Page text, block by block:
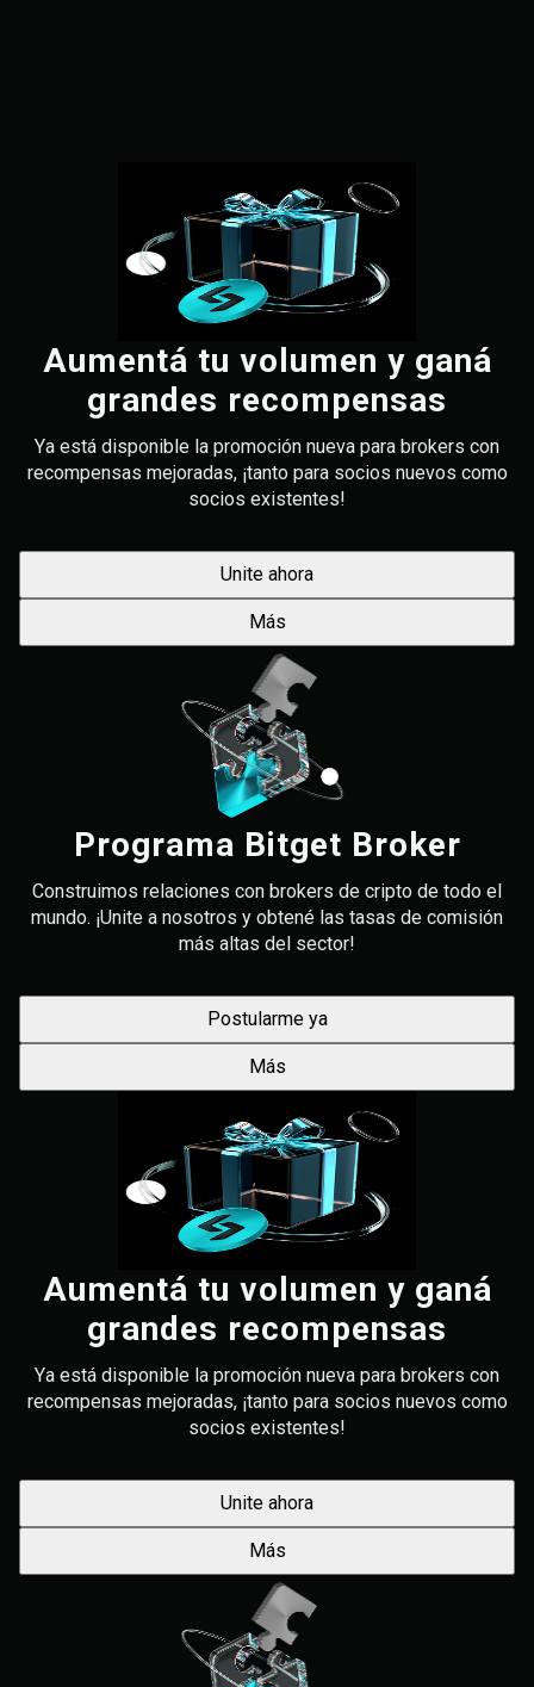
Aumentá tu volumen y ganá
grandes recompensas
Ya está disponible la promoción nueva para brokers con
recompensas mejoradas, ¡tanto para socios nuevos como
socios existentes!
Unite ahora
Más
Programa Bitget Broker
Construimos relaciones con brokers de cripto de todo el
mundo. ¡Unite a nosotros y obtené las tasas de comisión
más altas del sector!
Postularme ya
Más
Aumentá tu volumen y ganá
grandes recompensas
Ya está disponible la promoción nueva para brokers con
recompensas mejoradas, ¡tanto para socios nuevos como
socios existentes!
Unite ahora
Más